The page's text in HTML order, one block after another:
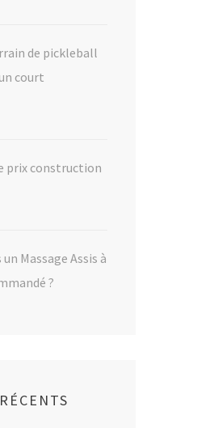
de pickleball
court
prix construction
Massage Assis à
?